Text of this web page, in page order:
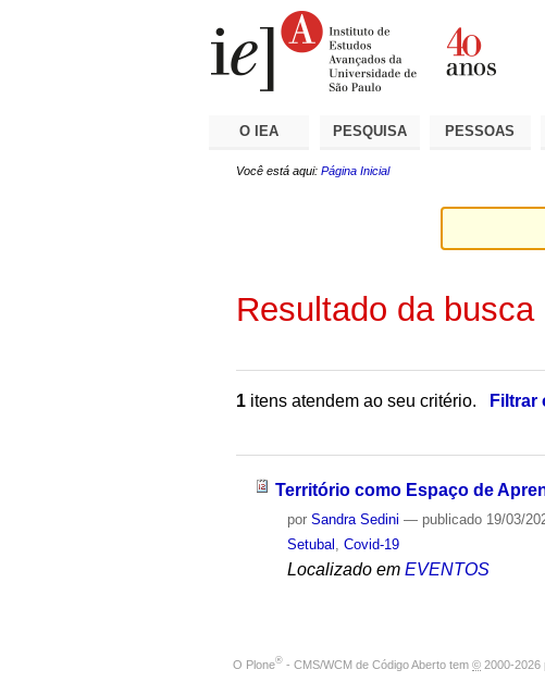
O IEA PESQUISA PESSOAS
Você está aqui: Página Inicial
Resultado da busca
1 itens atendem ao seu critério.
Filtrar
Território como Espaço de
porSandra Sedini — publicado 19/03/
Setubal
,Covid-19
Localizado em EVENTOS
O Plone® - CMS/WCM de Código Aberto tem © 2000-2026